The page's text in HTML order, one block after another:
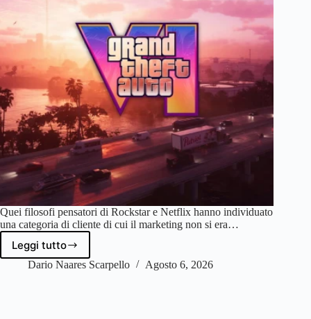
Quei filosofi pensatori di Rockstar e Netflix hanno individuato
una categoria di cliente di cui il marketing non si era…
Leggi tutto
GTA
6
Dario Naares Scarpello Agosto 6, 2026